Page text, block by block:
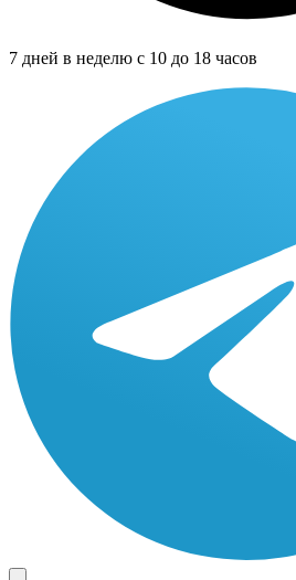
7 дней в неделю с 10 до 18 часов